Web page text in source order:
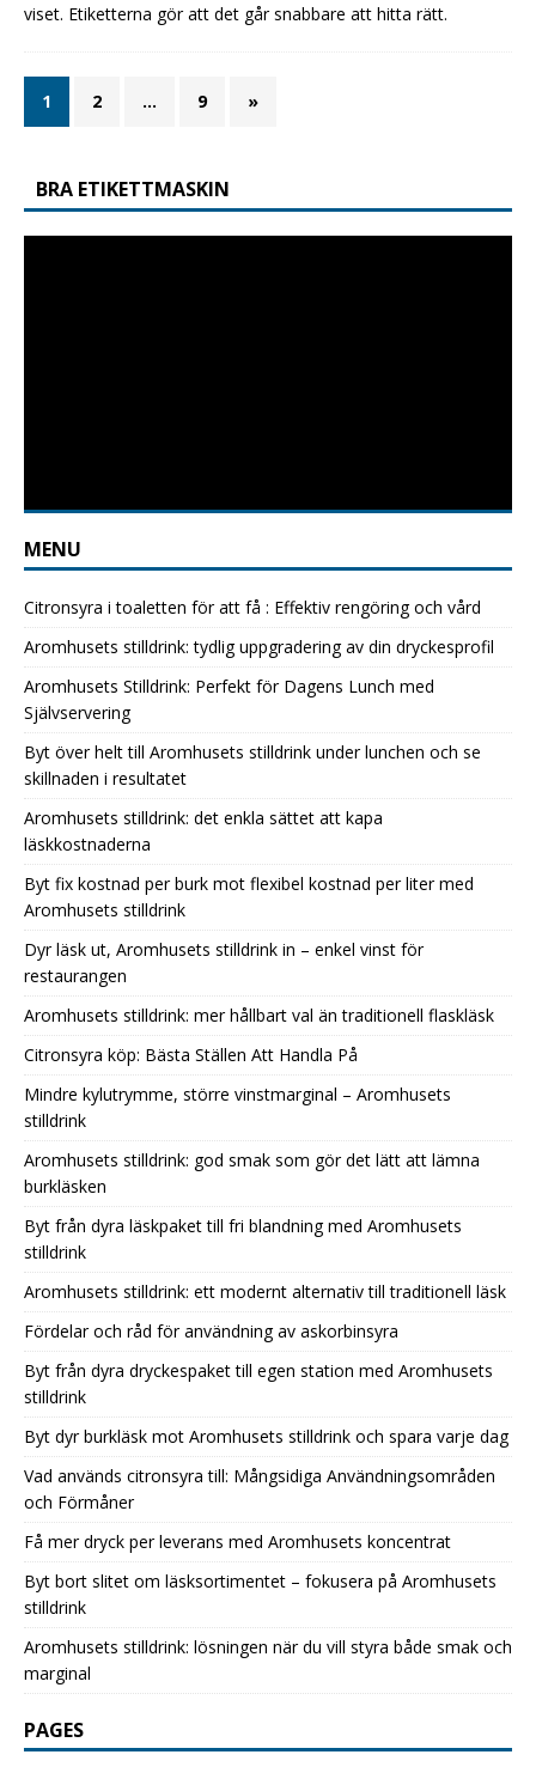
viset. Etiketterna gör att det går snabbare att hitta rätt.
1 2 … 9 »
BRA ETIKETTMASKIN
MENU
Citronsyra i toaletten för att få : Effektiv rengöring och vård
Aromhusets stilldrink: tydlig uppgradering av din dryckesprofil
Aromhusets Stilldrink: Perfekt för Dagens Lunch med
Självservering
Byt över helt till Aromhusets stilldrink under lunchen och se
skillnaden i resultatet
Aromhusets stilldrink: det enkla sättet att kapa
läskkostnaderna
Byt fix kostnad per burk mot flexibel kostnad per liter med
Aromhusets stilldrink
Dyr läsk ut, Aromhusets stilldrink in – enkel vinst för
restaurangen
Aromhusets stilldrink: mer hållbart val än traditionell flaskläsk
Citronsyra köp: Bästa Ställen Att Handla På
Mindre kylutrymme, större vinstmarginal – Aromhusets
stilldrink
Aromhusets stilldrink: god smak som gör det lätt att lämna
burkläsken
Byt från dyra läskpaket till fri blandning med Aromhusets
stilldrink
Aromhusets stilldrink: ett modernt alternativ till traditionell läsk
Fördelar och råd för användning av askorbinsyra
Byt från dyra dryckespaket till egen station med Aromhusets
stilldrink
Byt dyr burkläsk mot Aromhusets stilldrink och spara varje dag
Vad används citronsyra till: Mångsidiga Användningsområden
och Förmåner
Få mer dryck per leverans med Aromhusets koncentrat
Byt bort slitet om läsksortimentet – fokusera på Aromhusets
stilldrink
Aromhusets stilldrink: lösningen när du vill styra både smak och
marginal
PAGES